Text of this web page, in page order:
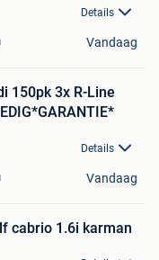
Details
Vandaag
150pk 3x R-Line
Details
Vandaag
cabrio 1.6i karman